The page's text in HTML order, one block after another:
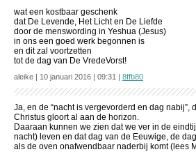
wat een kostbaar geschenk
dat De Levende, Het Licht en De Liefde
door de menswording in Yeshua (Jesus)
in ons een goed werk begonnen is
en dit zal voortzetten
tot de dag van De VredeVorst!
aleike | 10 januari 2016 | 09:31 | 8ffb80
Ja, en de “nacht is vergevorderd en dag nabij”,
Christus gloort al aan de horizon.
Daaraan kunnen we zien dat we ver in de
nacht) leven en dat dag van de Eeuwige, de
als de oven onafwendbaar naderbij komt (lees